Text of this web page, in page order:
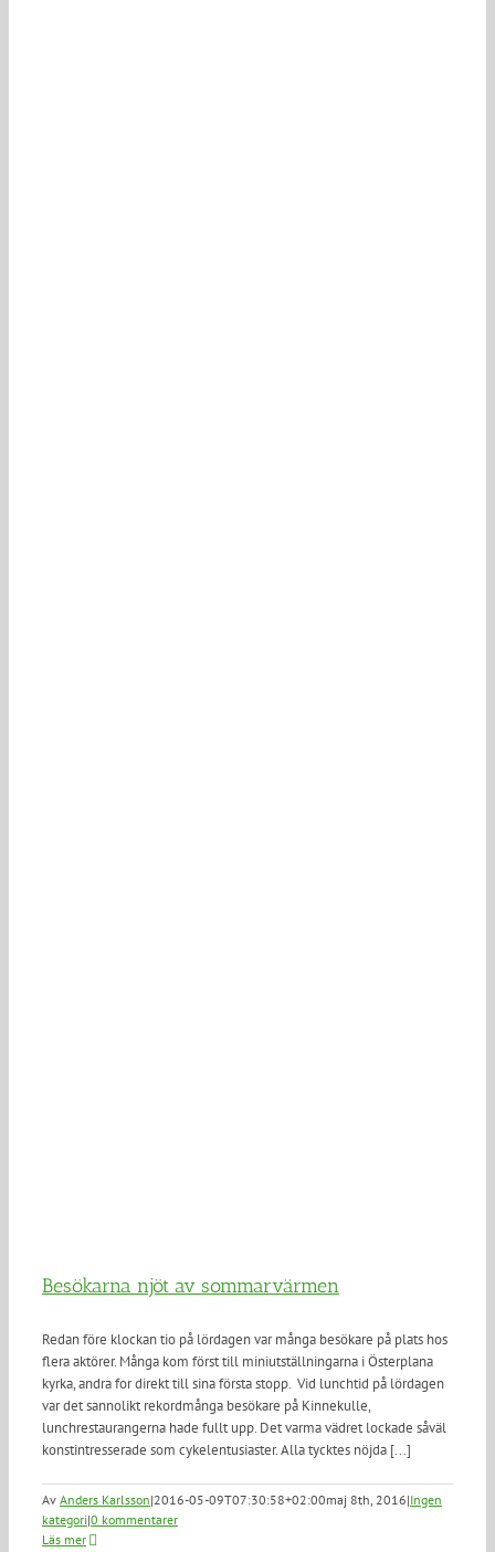
Besökarna njöt av sommarvärmen
Redan före klockan tio på lördagen var många besökare på plats hos
flera aktörer. Många kom först till miniutställningarna i Österplana
kyrka, andra for direkt till sina första stopp. Vid lunchtid på lördagen
var det sannolikt rekordmånga besökare på Kinnekulle,
lunchrestaurangerna hade fullt upp. Det varma vädret lockade såväl
konstintresserade som cykelentusiaster. Alla tycktes nöjda [...]
Av Anders Karlsson|2016-05-09T07:30:58+02:00maj 8th, 2016|Ingen
kategori|0 kommentarer
Läs mer